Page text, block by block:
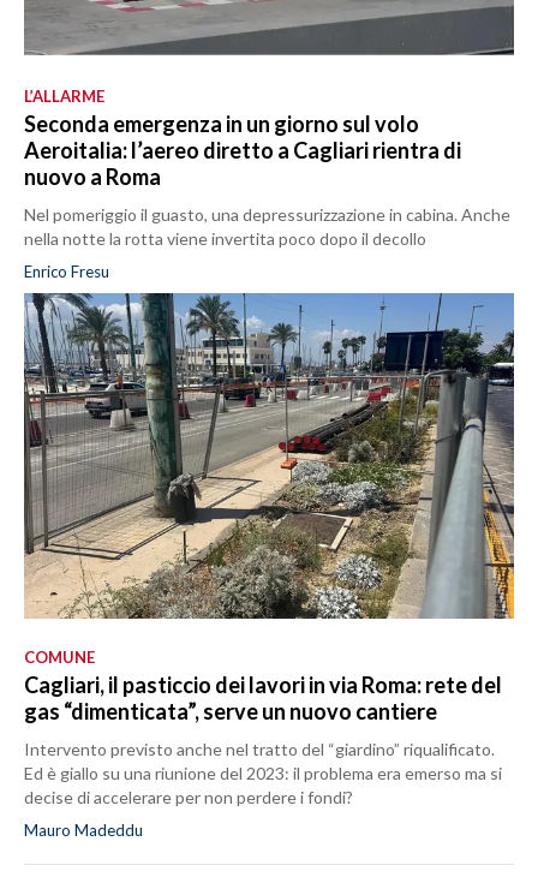
L’ALLARME
Seconda emergenza in un giorno sul volo
Aeroitalia: l’aereo diretto a Cagliari rientra di
nuovo a Roma
Nel pomeriggio il guasto, una depressurizzazione in cabina. Anche
nella notte la rotta viene invertita poco dopo il decollo
Enrico Fresu
COMUNE
Cagliari, il pasticcio dei lavori in via Roma: rete del
gas “dimenticata”, serve un nuovo cantiere
Intervento previsto anche nel tratto del “giardino” riqualificato.
Ed è giallo su una riunione del 2023: il problema era emerso ma si
decise di accelerare per non perdere i fondi?
Mauro Madeddu